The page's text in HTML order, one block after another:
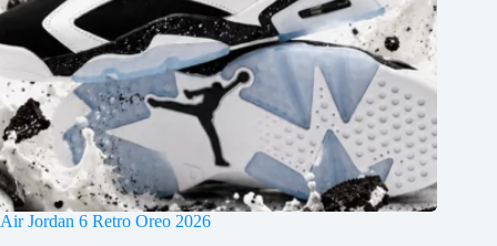
Air Jordan 6 Retro Oreo 2026